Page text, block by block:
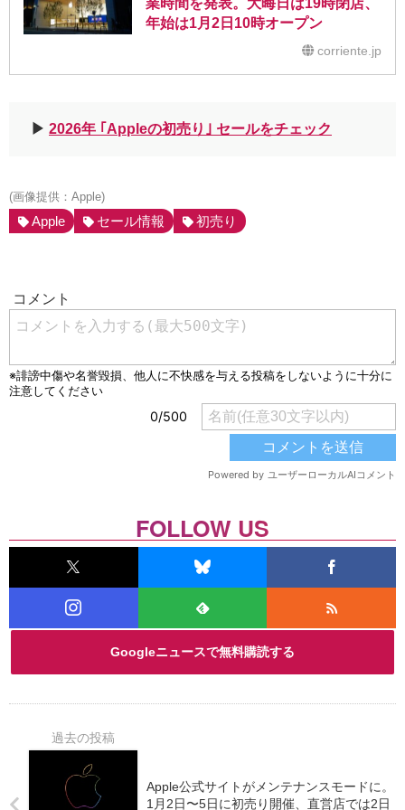
年始は1月2日10時オープン
corriente.jp
▶︎ 2026年 ｢Appleの初売り｣ セールをチェック
(画像提供：Apple)
Apple セール情報 初売り
Googleニュースで無料購読する
FOLLOW US
Apple公式サイトがメンテナンスモードに。
1月2日〜5日に初売り開催、直営店では2日